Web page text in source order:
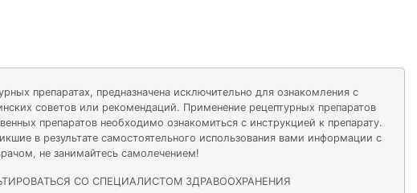
препаратах, предназначена исключительно для ознакомления с
советов или рекомендаций. Применение рецептурных препаратов
препаратов необходимо ознакомиться с инструкцией к препарату.
в результате самостоятельного использования вами информации с
не занимайтесь самолечением!
СО СПЕЦИАЛИСТОМ ЗДРАВООХРАНЕНИЯ